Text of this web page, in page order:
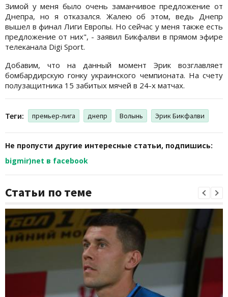
Зимой у меня было очень заманчивое предложение от
Днепра, но я отказался. Жалею об этом, ведь Днепр
вышел в финал Лиги Европы. Но сейчас у меня также есть
предложение от них", - заявил Бикфалви в прямом эфире
телеканала Digi Sport.
Добавим, что на данный момент Эрик возглавляет
бомбардирскую гонку украинского чемпионата. На счету
полузащитника 15 забитых мячей в 24-х матчах.
Теги: премьер-лига днепр Волынь Эрик Бикфалви
Не пропусти другие интересные статьи, подпишись:
bigmir)net в facebook
Статьи по теме